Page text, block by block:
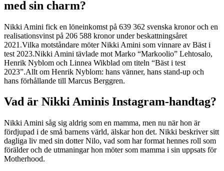
med sin charm?
Nikki Amini fick en löneinkomst på 639 362 svenska kronor och en
realisationsvinst på 206 588 kronor under beskattningsåret
2021.Vilka motståndare möter Nikki Amini som vinnare av Bäst i
test 2023.Nikki Amini tävlade mot Marko “Markoolio” Lehtosalo,
Henrik Nyblom och Linnea Wikblad om titeln “Bäst i test
2023”.Allt om Henrik Nyblom: hans vänner, hans stand-up och
hans förhållande till Marcus Berggren.
Vad är Nikki Aminis Instagram-handtag?
Nikki Amini såg sig aldrig som en mamma, men nu när hon är
fördjupad i de små barnens värld, älskar hon det. Nikki beskriver sitt
dagliga liv med sin dotter Nilo, vad som har format hennes roll som
förälder och de utmaningar hon möter som mamma i sin uppsats för
Motherhood.